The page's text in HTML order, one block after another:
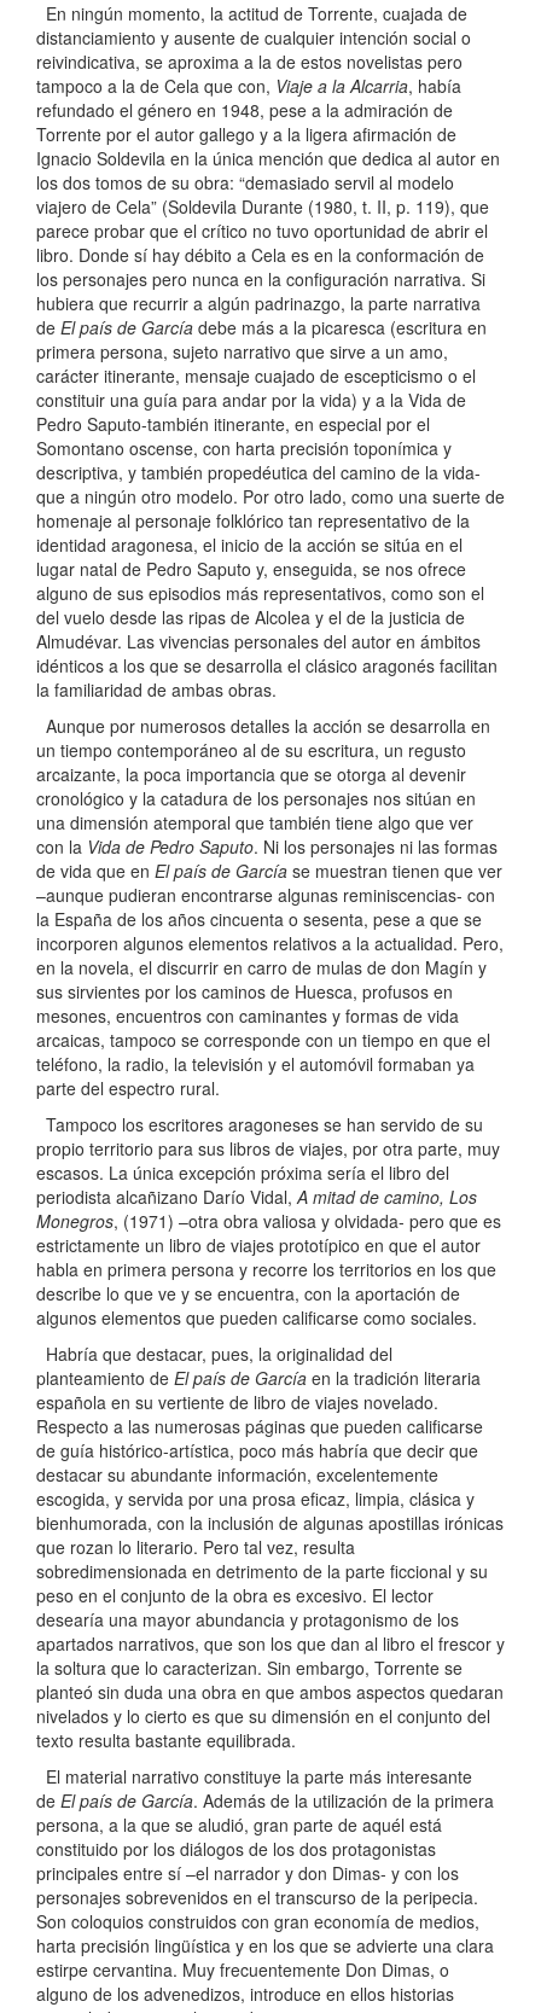
En ningún momento, la actitud de Torrente, cuajada de
distanciamiento y ausente de cualquier intención social o
reivindicativa, se aproxima a la de estos novelistas pero
tampoco a la de Cela que con, Viaje a la Alcarria, había
refundado el género en 1948, pese a la admiración de
Torrente por el autor gallego y a la ligera afirmación de
Ignacio Soldevila en la única mención que dedica al autor en
los dos tomos de su obra: “demasiado servil al modelo
viajero de Cela” (Soldevila Durante (1980, t. II, p. 119), que
parece probar que el crítico no tuvo oportunidad de abrir el
libro. Donde sí hay débito a Cela es en la conformación de
los personajes pero nunca en la configuración narrativa. Si
hubiera que recurrir a algún padrinazgo, la parte narrativa
de El país de García debe más a la picaresca (escritura en
primera persona, sujeto narrativo que sirve a un amo,
carácter itinerante, mensaje cuajado de escepticismo o el
constituir una guía para andar por la vida) y a la Vida de
Pedro Saputo-también itinerante, en especial por el
Somontano oscense, con harta precisión toponímica y
descriptiva, y también propedéutica del camino de la vida-
que a ningún otro modelo. Por otro lado, como una suerte de
homenaje al personaje folklórico tan representativo de la
identidad aragonesa, el inicio de la acción se sitúa en el
lugar natal de Pedro Saputo y, enseguida, se nos ofrece
alguno de sus episodios más representativos, como son el
del vuelo desde las ripas de Alcolea y el de la justicia de
Almudévar. Las vivencias personales del autor en ámbitos
idénticos a los que se desarrolla el clásico aragonés facilitan
la familiaridad de ambas obras.
Aunque por numerosos detalles la acción se desarrolla en
un tiempo contemporáneo al de su escritura, un regusto
arcaizante, la poca importancia que se otorga al devenir
cronológico y la catadura de los personajes nos sitúan en
una dimensión atemporal que también tiene algo que ver
con la Vida de Pedro Saputo. Ni los personajes ni las formas
de vida que en El país de García se muestran tienen que ver
–aunque pudieran encontrarse algunas reminiscencias- con
la España de los años cincuenta o sesenta, pese a que se
incorporen algunos elementos relativos a la actualidad. Pero,
en la novela, el discurrir en carro de mulas de don Magín y
sus sirvientes por los caminos de Huesca, profusos en
mesones, encuentros con caminantes y formas de vida
arcaicas, tampoco se corresponde con un tiempo en que el
teléfono, la radio, la televisión y el automóvil formaban ya
parte del espectro rural.
Tampoco los escritores aragoneses se han servido de su
propio territorio para sus libros de viajes, por otra parte, muy
escasos. La única excepción próxima sería el libro del
periodista alcañizano Darío Vidal,A mitad de camino, Los
Monegros, (1971) –otra obra valiosa y olvidada- pero que es
estrictamente un libro de viajes prototípico en que el autor
habla en primera persona y recorre los territorios en los que
describe lo que ve y se encuentra, con la aportación de
algunos elementos que pueden calificarse como sociales.
Habría que destacar, pues, la originalidad del
planteamiento de El país de García en la tradición literaria
española en su vertiente de libro de viajes novelado.
Respecto a las numerosas páginas que pueden calificarse
de guía histórico-artística, poco más habría que decir que
destacar su abundante información, excelentemente
escogida, y servida por una prosa eficaz, limpia, clásica y
bienhumorada, con la inclusión de algunas apostillas irónicas
que rozan lo literario. Pero tal vez, resulta
sobredimensionada en detrimento de la parte ficcional y su
peso en el conjunto de la obra es excesivo. El lector
desearía una mayor abundancia y protagonismo de los
apartados narrativos, que son los que dan al libro el frescor y
la soltura que lo caracterizan. Sin embargo, Torrente se
planteó sin duda una obra en que ambos aspectos quedaran
nivelados y lo cierto es que su dimensión en el conjunto del
texto resulta bastante equilibrada.
El material narrativo constituye la parte más interesante
de El país de García. Además de la utilización de la primera
persona, a la que se aludió, gran parte de aquél está
constituido por los diálogos de los dos protagonistas
principales entre sí –el narrador y don Dimas- y con los
personajes sobrevenidos en el transcurso de la peripecia.
Son coloquios construidos con gran economía de medios,
harta precisión lingüística y en los que se advierte una clara
estirpe cervantina. Muy frecuentemente Don Dimas, o
alguno de los advenedizos, introduce en ellos historias